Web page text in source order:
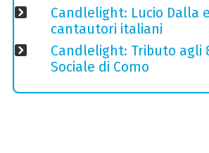
Candlelight: Lucio Dalla
cantautori italiani
Candlelight: Tributo agli
Sociale di Como